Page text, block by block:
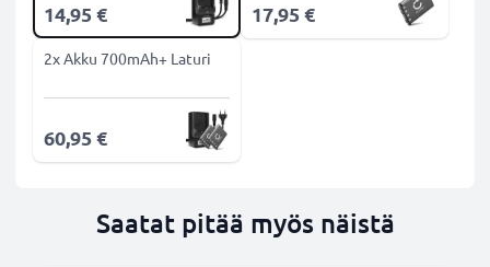
14,95 € 17,95 €
2x Akku 700mAh+ Laturi
60,95 €
Saatat pitää myös näistä